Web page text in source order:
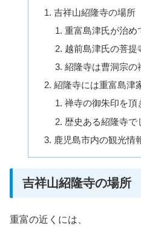
吉祥山紹隆寺の場所
重富島津氏が治め
越前島津氏の菩提
紹隆寺は曹洞宗の
紹隆寺には重富島津
禅寺の御朱印を頂
歴史ある紹隆寺で
鹿児島市内の観光情
吉祥山紹隆寺の場所
重富の近くには、